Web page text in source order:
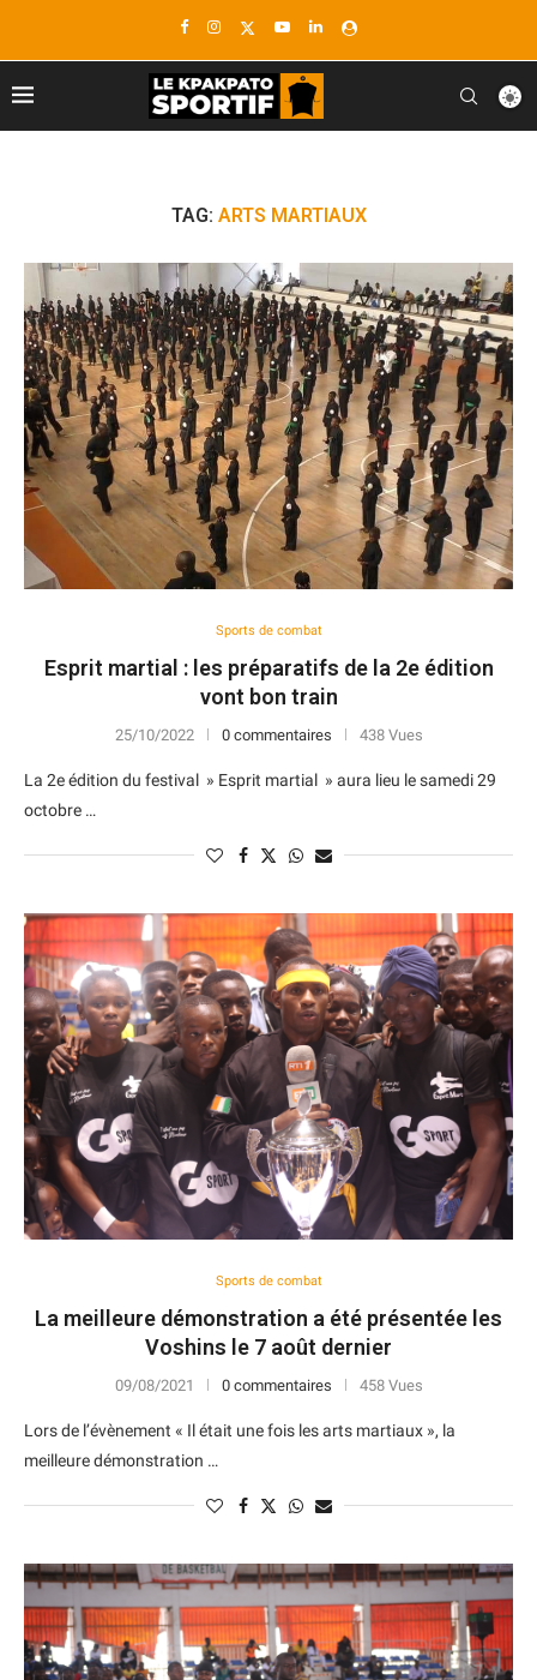
TAG: ARTS MARTIAUX
Sports de combat
Esprit martial : les préparatifs de la 2e édition
vont bon train
25/10/2022 0 commentaires 438 Vues
La 2e édition du festival » Esprit martial » aura lieu le samedi 29
octobre …
Sports de combat
La meilleure démonstration a été présentée les
Voshins le 7 août dernier
09/08/2021 0 commentaires 458 Vues
Lors de l’évènement « Il était une fois les arts martiaux », la
meilleure démonstration …